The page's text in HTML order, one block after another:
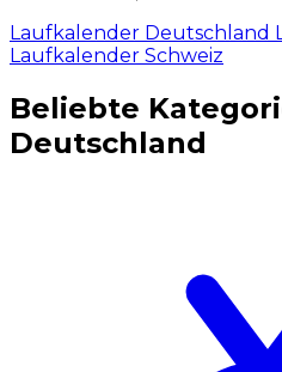
Laufkalender Deutschland
Laufkalender Schweiz
Beliebte
Deutschland